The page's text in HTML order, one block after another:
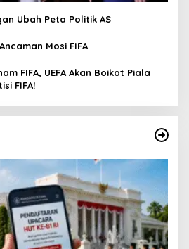
Ubah Peta Politik AS
Mosi FIFA
FIFA, UEFA Akan Boikot Piala
FIFA!